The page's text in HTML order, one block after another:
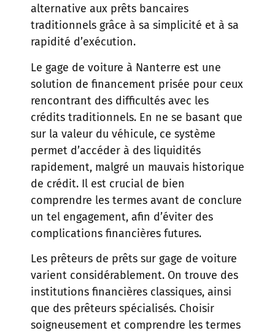
alternative aux prêts bancaires
traditionnels grâce à sa simplicité et à sa
rapidité d’exécution.
Le gage de voiture à Nanterre est une
solution de financement prisée pour ceux
rencontrant des difficultés avec les
crédits traditionnels. En ne se basant que
sur la valeur du véhicule, ce système
permet d’accéder à des liquidités
rapidement, malgré un mauvais historique
de crédit. Il est crucial de bien
comprendre les termes avant de conclure
un tel engagement, afin d’éviter des
complications financières futures.
Les prêteurs de prêts sur gage de voiture
varient considérablement. On trouve des
institutions financières classiques, ainsi
que des prêteurs spécialisés. Choisir
soigneusement et comprendre les termes